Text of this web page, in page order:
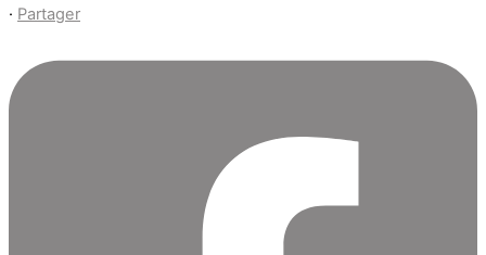
· Partager